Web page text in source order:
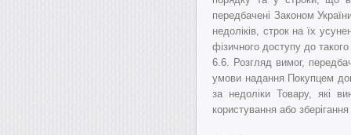
передбачені Законом
недоліків, строк на їх
фізичного доступу до
6.6. Розгляд вимог,
умови надання Покупцем
за недоліки Товару, які
користування або